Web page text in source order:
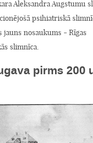
Aleksandra Augstumu
psihiatriskā
jauns nosaukums - Rīgas
slimnīca.
pirms 200